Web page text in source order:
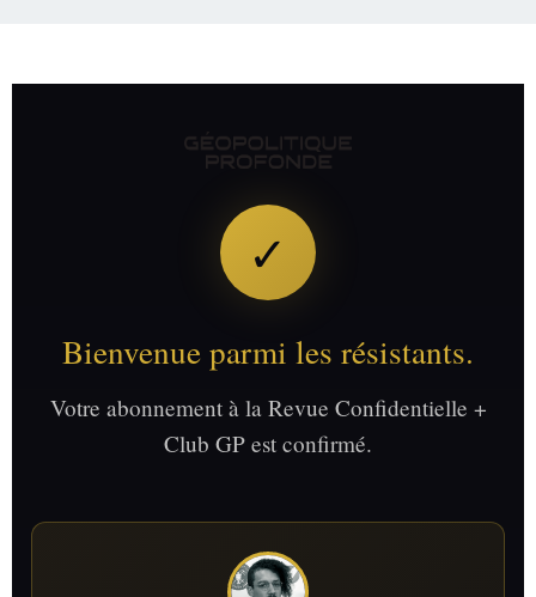
✓
Bienvenue parmi les résistants.
Votre abonnement à la Revue Confidentielle +
Club GP est confirmé.